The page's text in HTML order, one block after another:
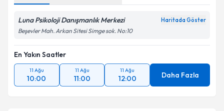
Luna Psikoloji Danışmanlık Merkezi Haritada Göster
Beşevler Mah. Arkan Sitesi Simge sok. No:10
En Yakın Saatler
11 Ağu
10:00
11 Ağu
11:00
11 Ağu
12:00 Daha Fazla